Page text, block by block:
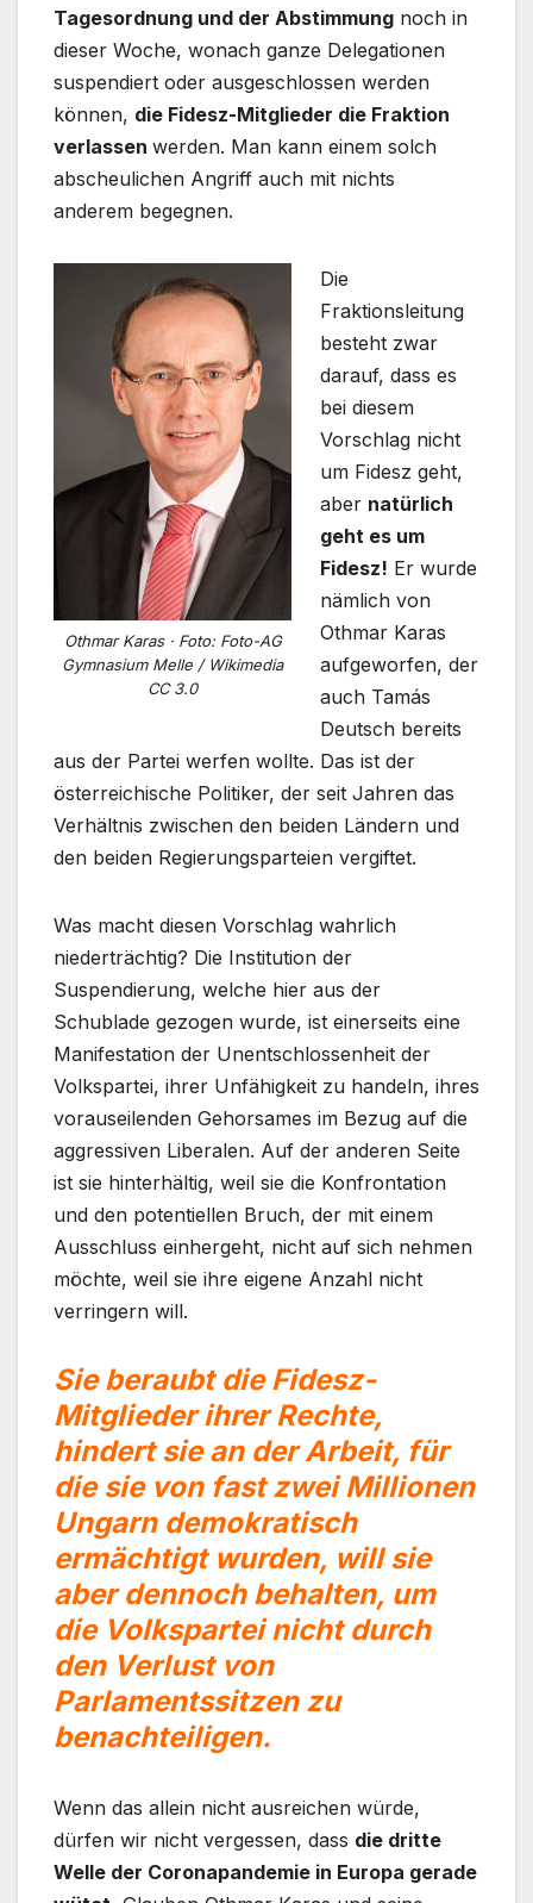
Tagesordnung und der Abstimmung noch in
dieser Woche, wonach ganze Delegationen
suspendiert oder ausgeschlossen werden
können, die Fidesz-Mitglieder die Fraktion
verlassen werden. Man kann einem solch
abscheulichen Angriff auch mit nichts
anderem begegnen.
Othmar Karas · Foto: Foto-AG
Gymnasium Melle / Wikimedia
CC 3.0
Die
Fraktionsleitung
besteht zwar
darauf, dass es
bei diesem
Vorschlag nicht
um Fidesz geht,
aber natürlich
geht es um
Fidesz! Er wurde
nämlich von
Othmar Karas
aufgeworfen, der
auch Tamás
Deutsch bereits
aus der Partei werfen wollte. Das ist der
österreichische Politiker, der seit Jahren das
Verhältnis zwischen den beiden Ländern und
den beiden Regierungsparteien vergiftet.
Was macht diesen Vorschlag wahrlich
niederträchtig? Die Institution der
Suspendierung, welche hier aus der
Schublade gezogen wurde, ist einerseits eine
Manifestation der Unentschlossenheit der
Volkspartei, ihrer Unfähigkeit zu handeln, ihres
vorauseilenden Gehorsames im Bezug auf die
aggressiven Liberalen. Auf der anderen Seite
ist sie hinterhältig, weil sie die Konfrontation
und den potentiellen Bruch, der mit einem
Ausschluss einhergeht, nicht auf sich nehmen
möchte, weil sie ihre eigene Anzahl nicht
verringern will.
Sie beraubt die Fidesz-
Mitglieder ihrer Rechte,
hindert sie an der Arbeit, für
die sie von fast zwei Millionen
Ungarn demokratisch
ermächtigt wurden, will sie
aber dennoch behalten, um
die Volkspartei nicht durch
den Verlust von
Parlamentssitzen zu
benachteiligen.
Wenn das allein nicht ausreichen würde,
dürfen wir nicht vergessen, dass die dritte
Welle der Coronapandemie in Europa gerade